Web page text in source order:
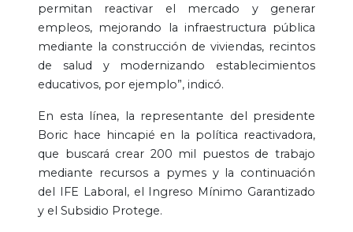
permitan reactivar el mercado y generar
empleos, mejorando la infraestructura pública
mediante la construcción de viviendas, recintos
de salud y modernizando establecimientos
educativos, por ejemplo”, indicó.
En esta línea, la representante del presidente
Boric hace hincapié en la política reactivadora,
que buscará crear 200 mil puestos de trabajo
mediante recursos a pymes y la continuación
del IFE Laboral, el Ingreso Mínimo Garantizado
y el Subsidio Protege.